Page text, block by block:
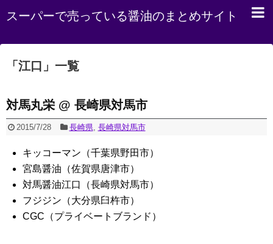
スーパーで売っている醤油のまとめサイト
「 江口 」 一覧
対馬丸栄 @ 長崎県対馬市
2015/7/28 長崎県, 長崎県対馬市
キッコーマン（千葉県野田市）
宮島醤油（佐賀県唐津市）
対馬醤油江口（長崎県対馬市）
フジジン（大分県臼杵市）
CGC（プライベートブランド）